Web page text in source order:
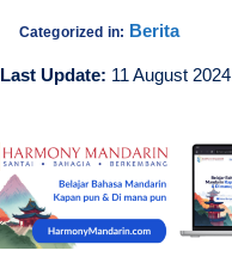
Categorized in: Berita
Last Update: 11 August 2024